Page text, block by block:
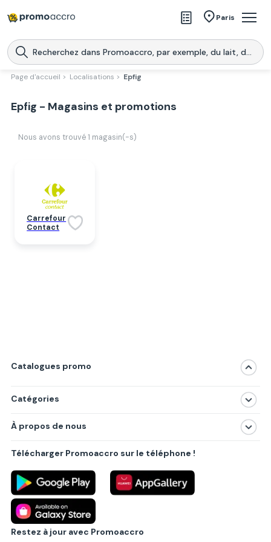
Paris
Magasins
Produits
Promoaccro
Page d'accueil > Localisations > Epfig
Epfig - Magasins et promotions
Nous avons trouvé 1 magasin(-s)
Carrefour
Contact
Catalogues promo
Catégories
Produits
Villes principales
À propos de nous
Politique de confidentialité
Règlements
Partenariat B2B
Blog
Contact
Télécharger Promoaccro sur le téléphone !
Restez à jour avec Promoaccro